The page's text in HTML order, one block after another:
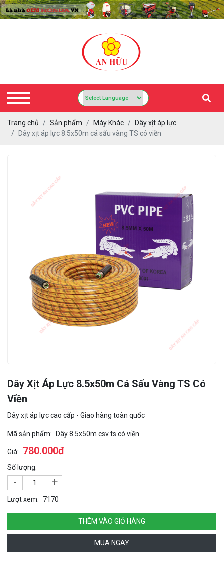
Trang chủ Sản phẩm Máy Khác
Dây xịt áp lực
Dây xịt áp lực 8.5x50m cá sấu vàng TS có viền
Dây Xịt Áp Lực 8.5x50m Cá Sấu Vàng TS Có
Viền
Dây xịt áp lực cao cấp - Giao hàng toàn quốc
Mã sản phẩm: Dây 8.5x50m csv ts có viền
Giá: 780.000đ
Số lượng:
- +
Lượt xem: 7170
THÊM VÀO GIỎ HÀNG
MUA NGAY